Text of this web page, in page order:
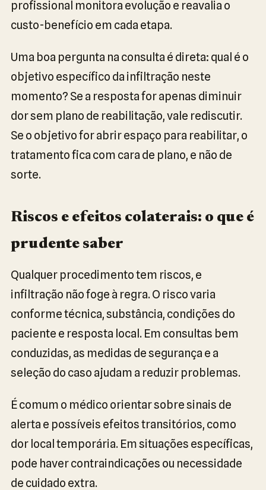
profissional monitora evolução e reavalia o
custo-benefício em cada etapa.
Uma boa pergunta na consulta é direta: qual é o
objetivo específico da infiltração neste
momento? Se a resposta for apenas diminuir
dor sem plano de reabilitação, vale rediscutir.
Se o objetivo for abrir espaço para reabilitar, o
tratamento fica com cara de plano, e não de
sorte.
Riscos e efeitos colaterais: o que é
prudente saber
Qualquer procedimento tem riscos, e
infiltração não foge à regra. O risco varia
conforme técnica, substância, condições do
paciente e resposta local. Em consultas bem
conduzidas, as medidas de segurança e a
seleção do caso ajudam a reduzir problemas.
É comum o médico orientar sobre sinais de
alerta e possíveis efeitos transitórios, como
dor local temporária. Em situações específicas,
pode haver contraindicações ou necessidade
de cuidado extra.